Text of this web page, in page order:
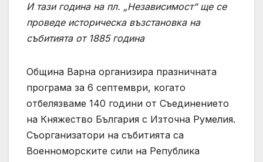
И тази година на пл. „Независимост“ ще се
проведе историческа възстановка на
събитията от 1885 година
Община Варна организира празничната
програма за 6 септември, когато
отбелязваме 140 години от Съединението
на Княжество България с Източна Румелия.
Съорганизатори на събитията са
Военноморските сили на Република